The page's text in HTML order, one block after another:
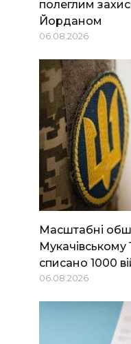
полеглим
Йорданом
06.08.2026
Масштабні
списано 1000
06.08.2026